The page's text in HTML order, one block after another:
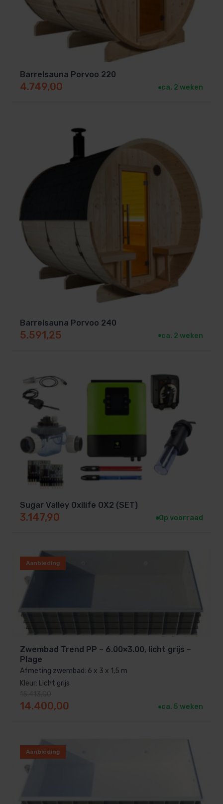
Barrelsauna Porvoo 220
4.749,00 ca. 2 weken
Barrelsauna Porvoo 240
5.591,25 ca. 2 weken
Sugar Valley Oxilife OX2 (SET)
3.147,90 Op voorraad
Aanbieding
Zwembad Trend PP – 6.00×3.00, licht grijs –
Plage
Afmeting zwembad: 6 x 3 x 1,5 m
Kleur: Licht grijs
14.400,00 ca. 5 weken
Aanbieding